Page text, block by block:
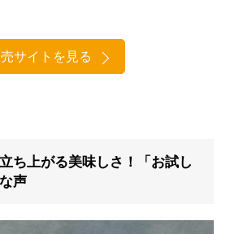
サイトを見る
ち上がる美味しさ！「お試し
声